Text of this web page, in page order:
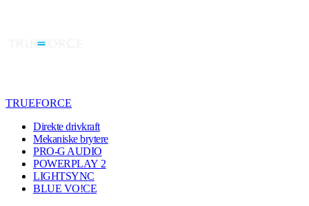
TRUEFORCE
Direkte drivkraft
Mekaniske brytere
PRO-G AUDIO
POWERPLAY 2
LIGHTSYNC
BLUE VO!CE